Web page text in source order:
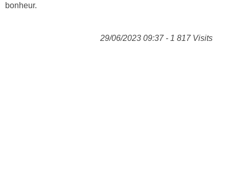
bonheur.
29/06/2023 09:37 - 1 817 Visits